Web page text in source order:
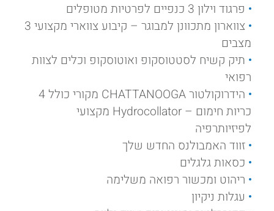
פרגוד וילון 3 כנפיים לפרטיות מטופלים
צווארון מתכוונן למבוגר – קיבוע צווארי מקצועי 3
מצבים
תיק קשיח לסטטוסקופ ואוטוסקופ וכלים לצוות
רפואי
הידרוקולטור CHATTANOOGA מקורי כולל 4
כריות חימום – Hydrocollator מקצועי
לפיזיותרפיה
זווד האמבולנס החדש שלך
כסאות גלגלים
ריהוט ומכשור רפואה משלימה
עגלות ניקיון